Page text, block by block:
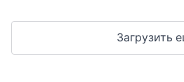
Загрузить